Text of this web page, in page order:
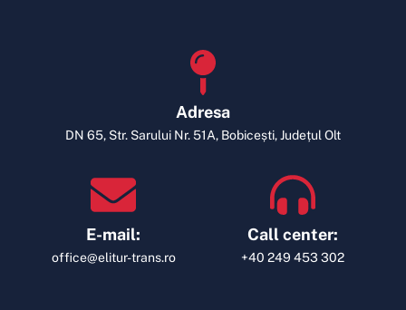
Adresa
DN 65, Str. Sarului Nr. 51A, Bobicești, Județul Olt
E-mail:
office@elitur-trans.ro
Call center:
+40 249 453 302